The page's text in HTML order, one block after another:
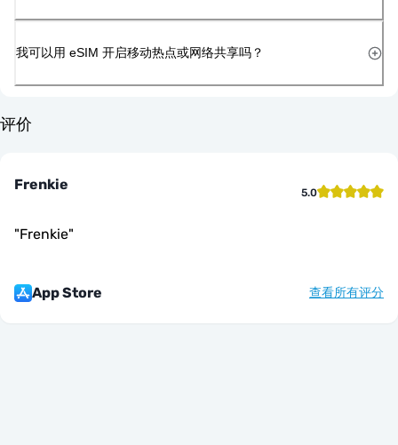
我可以用 eSIM 开启移动热点或网络共享吗？
评价
Frenkie 5.0
"Frenkie"
App Store 查看所有评分